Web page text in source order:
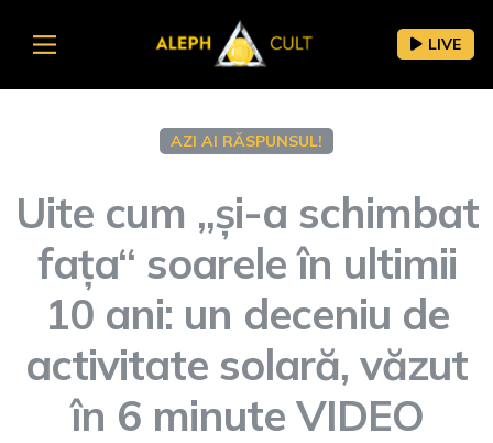
LIVE
AZI AI RĂSPUNSUL!
Uite cum „și-a schimbat
fața“ soarele în ultimii
10 ani: un deceniu de
activitate solară, văzut
în 6 minute VIDEO